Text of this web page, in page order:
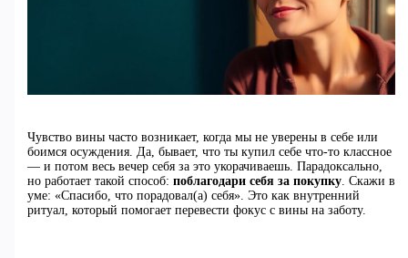
Чувство вины часто возникает, когда мы не уверены в себе или
боимся осуждения. Да, бывает, что ты купил себе что-то классное
— и потом весь вечер себя за это укорачиваешь. Парадоксально,
но работает такой способ: поблагодари себя за покупку. Скажи в
уме: «Спасибо, что порадовал(а) себя». Это как внутренний
ритуал, который помогает перевести фокус с вины на заботу.